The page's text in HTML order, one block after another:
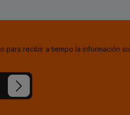
para recibir a tiempo la información